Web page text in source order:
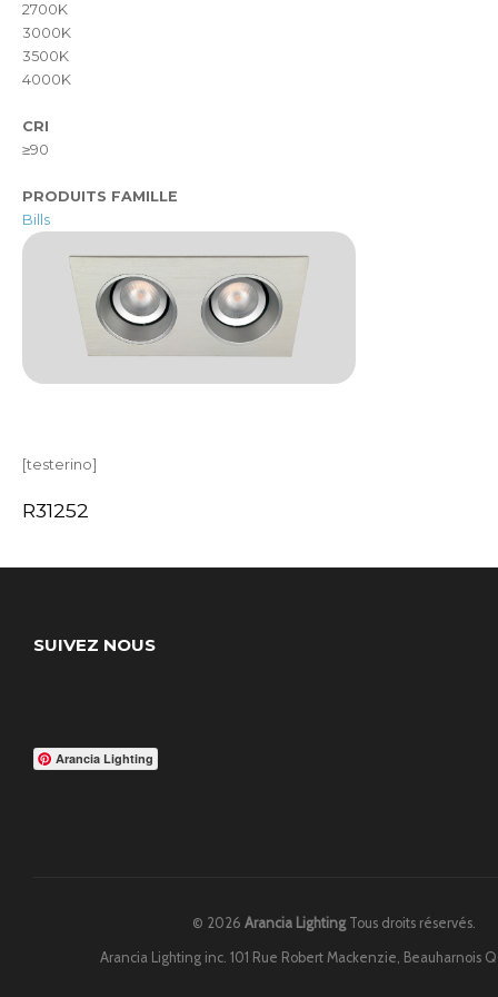
2700K
3000K
3500K
4000K
CRI
≥90
PRODUITS FAMILLE
Bills
[testerino]
R31252
SUIVEZ NOUS
Arancia Lighting
© 2026 Arancia LightingTous droits réservés.
Arancia Lighting inc. 101 Rue Robert Mackenzie, Beauharnois